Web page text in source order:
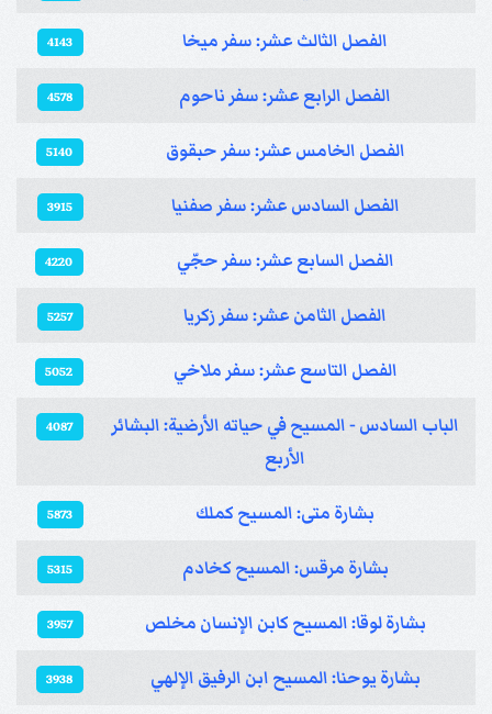
الفصل الثالث عشر: سفر ميخا 4143
الفصل الرابع عشر: سفر ناحوم 4578
الفصل الخامس عشر: سفر حبقوق 5140
الفصل السادس عشر: سفر صفنيا 3915
الفصل السابع عشر: سفر حجّي 4220
الفصل الثامن عشر: سفر زكريا 5257
الفصل التاسع عشر: سفر ملاخي 5052
الباب السادس - المسيح في حياته الأرضية: البشائر
الأربع
4087
بشارة متى: المسيح كملك 5873
بشارة مرقس: المسيح كخادم 5315
بشارة لوقا: المسيح كابن الإنسان مخلص 3957
بشارة يوحنا: المسيح ابن الرفيق الإلهي 3938